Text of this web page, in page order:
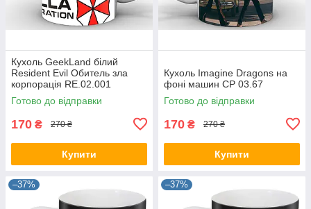
Кухоль GeekLand білий
Resident Evil Обитель зла
корпорація RE.02.001
Готово до відправки
170 ₴ 270 ₴
Купити
Кухоль Imagine Dragons на
фоні машин CP 03.67
Готово до відправки
170 ₴ 270 ₴
Купити
–37% –37%